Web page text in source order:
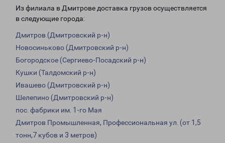
Из филиала в Дмитрове доставка грузов осуществляется
в следующие города:
Дмитров (Дмитровский р-н)
Новосиньково (Дмитровский р-н)
Богородское (Сергиево-Посадский р-н)
Кушки (Талдомский р-н)
Ивашево (Дмитровский р-н)
Шелепино (Дмитровский р-н)
пос. фабрики им. 1-го Мая
Дмитров Промышленная, Профессиональная ул. (от 1,5
тонн,7 кубов и 3 метров)